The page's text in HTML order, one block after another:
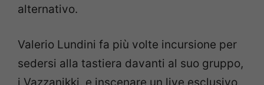
alternativo.
Valerio Lundini fa più volte incursione per
sedersi alla tastiera davanti al suo gruppo,